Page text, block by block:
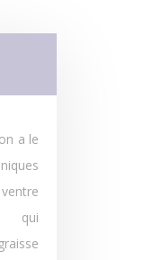
a le
qui